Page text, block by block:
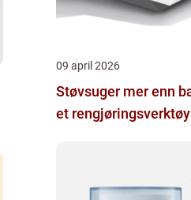
09 april 2026
Støvsuger mer enn bare
et rengjøringsverktøy